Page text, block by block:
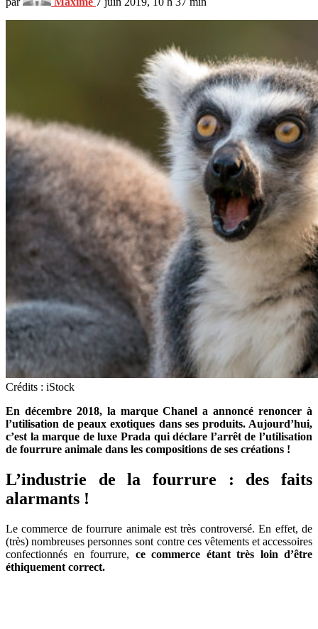
Crédits : iStock
En décembre 2018, la marque Chanel a annoncé renoncer à
l’utilisation de peaux exotiques dans ses produits. Aujourd’hui,
c’est la marque de luxe Prada qui déclare l’arrêt de l’utilisation
de fourrure animale dans les compositions de ses créations !
L’industrie de la fourrure : des faits
alarmants !
Le commerce de fourrure animale est très controversé. En effet, de
(très) nombreuses personnes sont contre ces vêtements et accessoires
confectionnés en fourrure, ce commerce étant très loin d’être
éthiquement correct.